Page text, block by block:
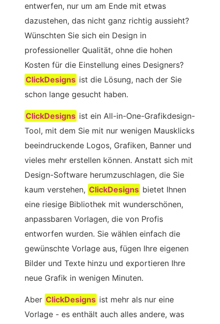
entwerfen, nur um am Ende mit etwas
dazustehen, das nicht ganz richtig aussieht?
Wünschten Sie sich ein Design in
professioneller Qualität, ohne die hohen
Kosten für die Einstellung eines Designers?
ClickDesigns ist die Lösung, nach der Sie
schon lange gesucht haben.
ClickDesigns ist ein All-in-One-Grafikdesign-
Tool, mit dem Sie mit nur wenigen Mausklicks
beeindruckende Logos, Grafiken, Banner und
vieles mehr erstellen können. Anstatt sich mit
Design-Software herumzuschlagen, die Sie
kaum verstehen, ClickDesigns bietet Ihnen
eine riesige Bibliothek mit wunderschönen,
anpassbaren Vorlagen, die von Profis
entworfen wurden. Sie wählen einfach die
gewünschte Vorlage aus, fügen Ihre eigenen
Bilder und Texte hinzu und exportieren Ihre
neue Grafik in wenigen Minuten.
Aber ClickDesigns ist mehr als nur eine
Vorlage - es enthält auch alles andere, was